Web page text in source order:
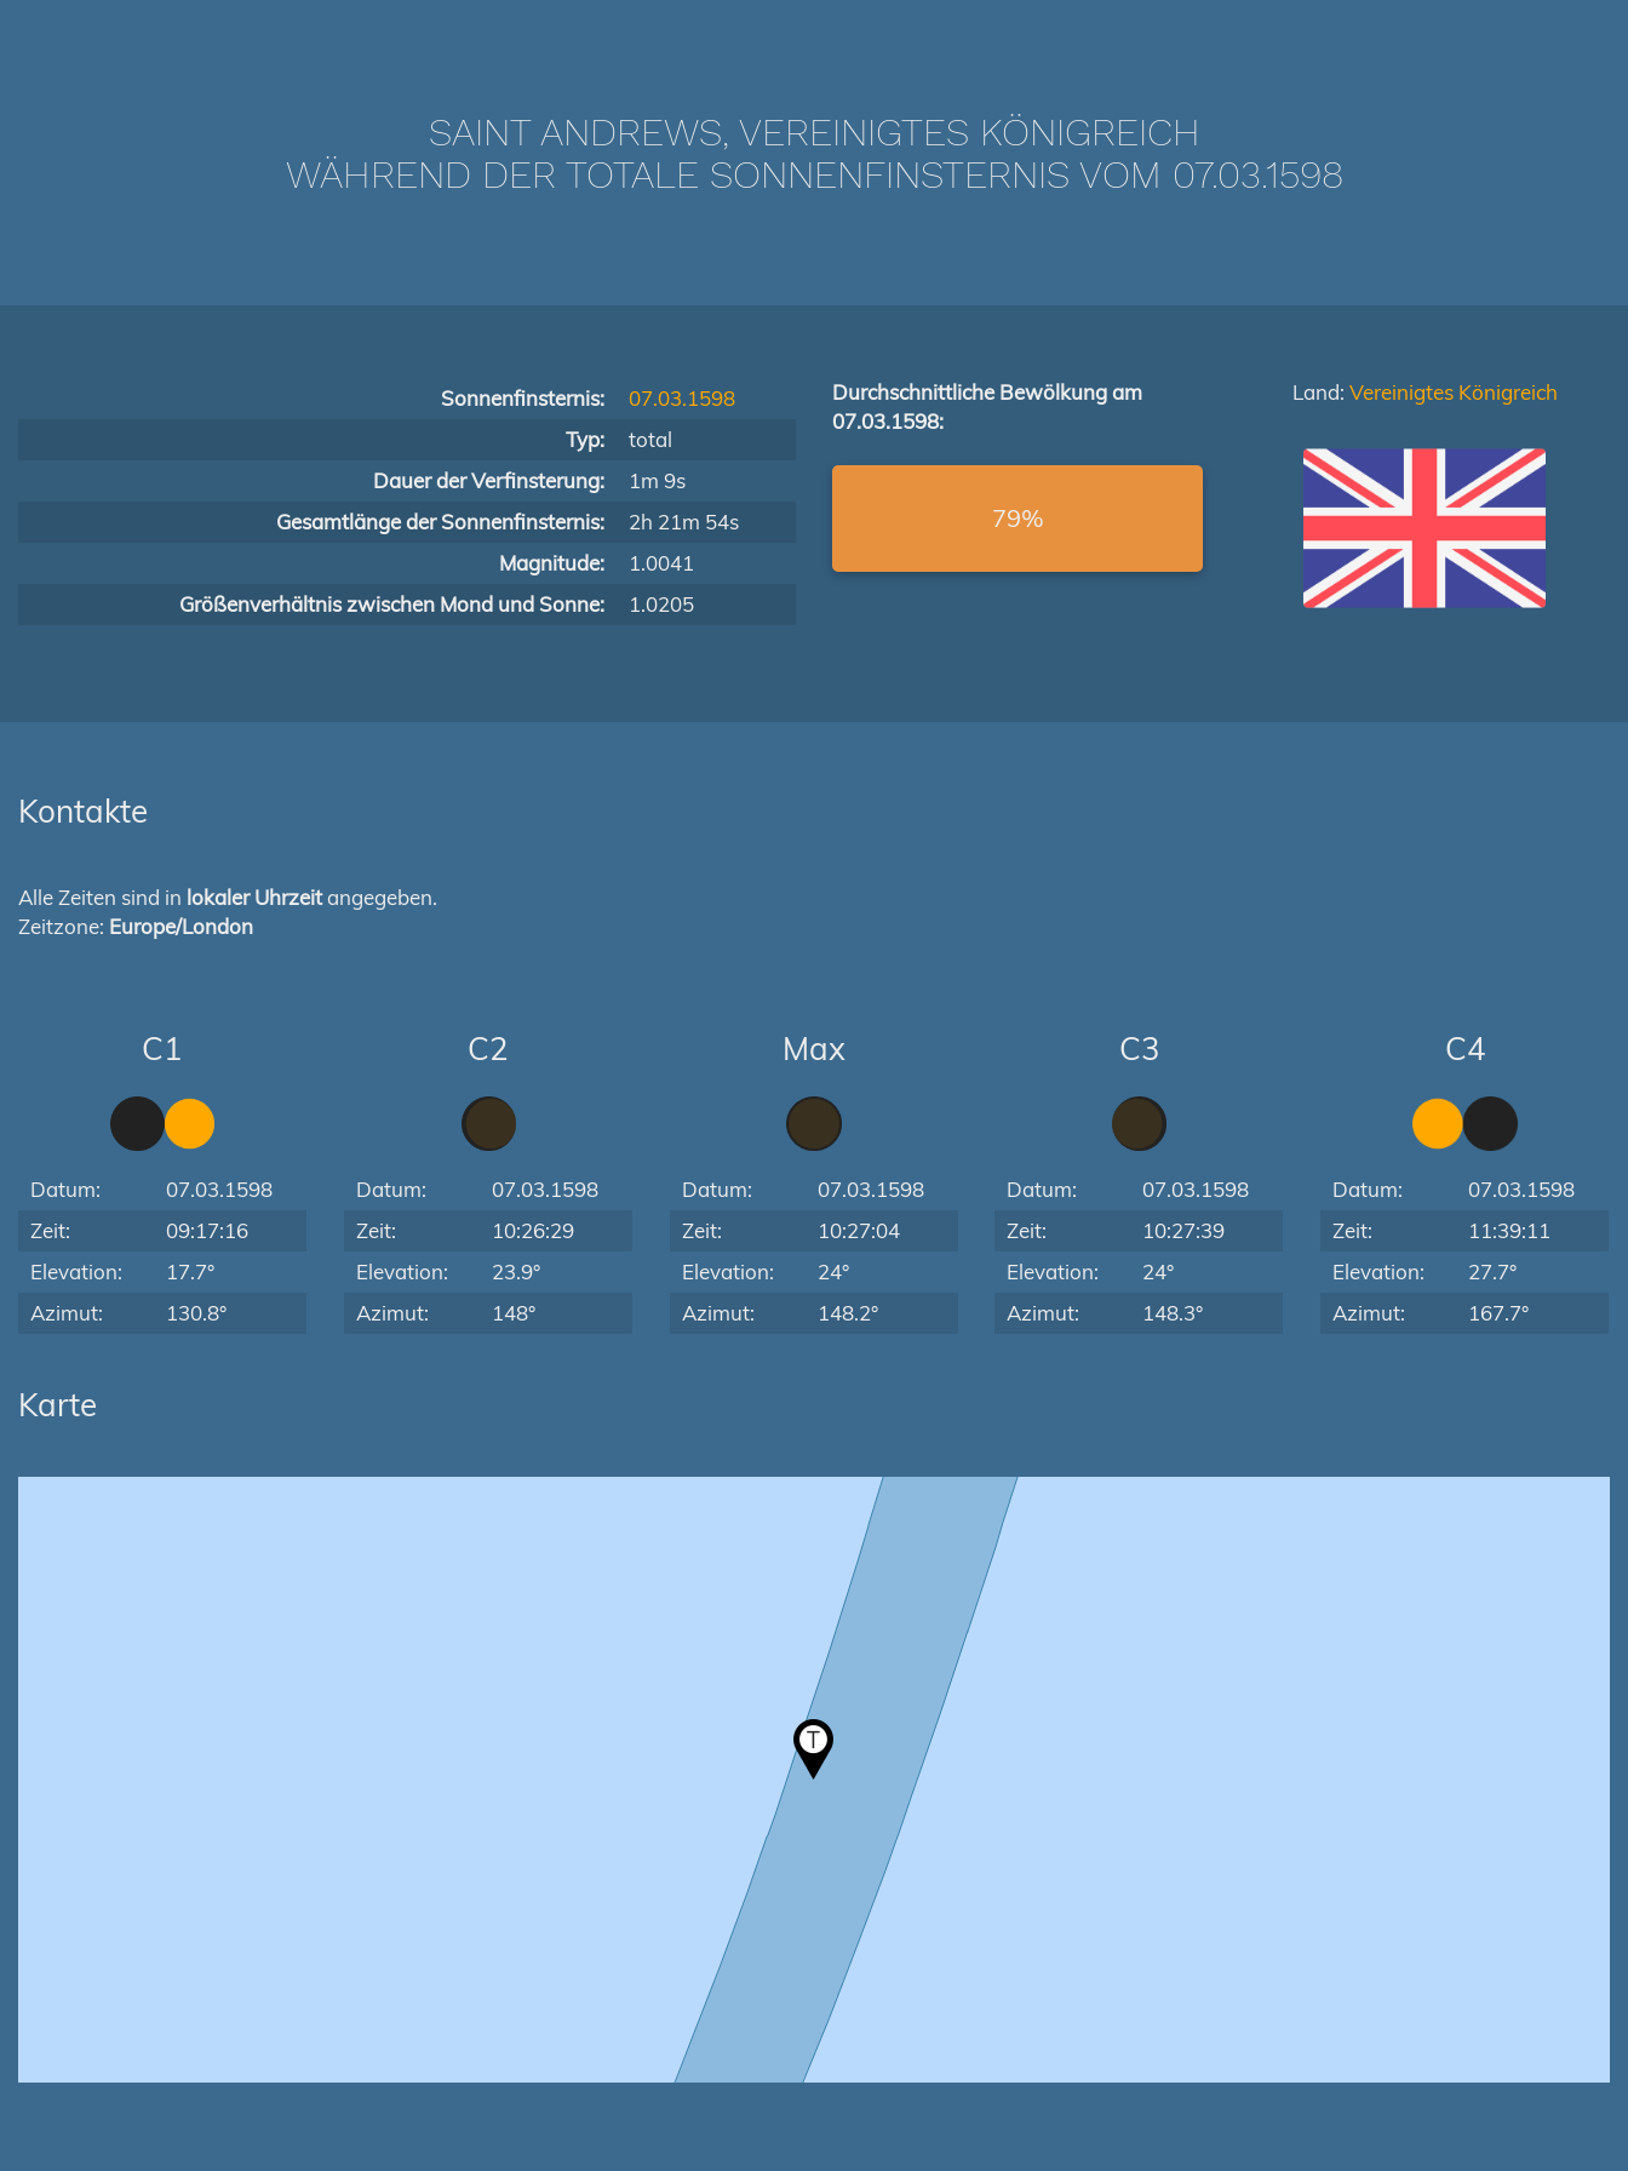
SAINT ANDREWS, VEREINIGTES KÖNIGREICH
WÄHREND DER TOTALE SONNENFINSTERNIS VOM 07.03.1598
Sonnenfinsternis:
07.03.1598
Typ:
total
Dauer der Verfinsterung:
1m 9s
Gesamtlänge der Sonnenfinsternis:
2h 21m 54s
Magnitude:
1.0041
Größenverhältnis zwischen Mond und Sonne:
1.0205
Durchschnittliche Bewölkung am
07.03.1598:
79%
Land: Vereinigtes Königreich
Kontakte
Alle Zeiten sind in lokaler Uhrzeitangegeben.
Zeitzone: Europe/London
C1
Datum:
07.03.1598
Zeit:
09:17:16
Elevation:
17.7°
Azimut:
130.8°
C2
Datum:
07.03.1598
Zeit:
10:26:29
Elevation:
23.9°
Azimut:
148°
Max
Datum:
07.03.1598
Zeit:
10:27:04
Elevation:
24°
Azimut:
148.2°
C3
Datum:
07.03.1598
Zeit:
10:27:39
Elevation:
24°
Azimut:
148.3°
C4
Datum:
07.03.1598
Zeit:
11:39:11
Elevation:
27.7°
Azimut:
167.7°
Karte